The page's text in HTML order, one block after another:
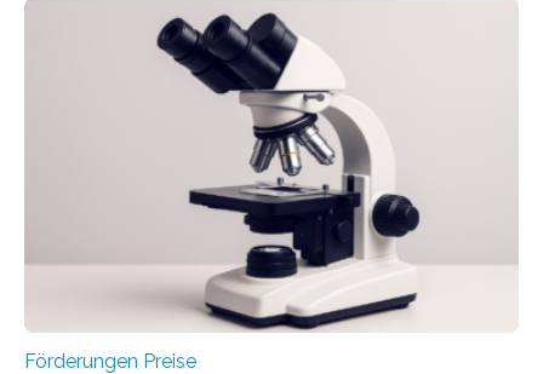
Schlaganfall“ mit Sitz in Würzburg fördert die
Schlaganfallforschung, um die Behandlung der
Betroffenen zu verbessern. Dazu schreibt sie auch in
diesem Jahr wieder deutschlandweit den Hentschel-
Preis aus. Er richtet sich gezielt an jüngere
Forscherinnen und Forscher unter 40 Jahren. Geehrt
werden soll eine herausragende Doktorarbeit oder eine
hochrangige wissenschaftliche Publikation zum Thema
Förderungen Preise